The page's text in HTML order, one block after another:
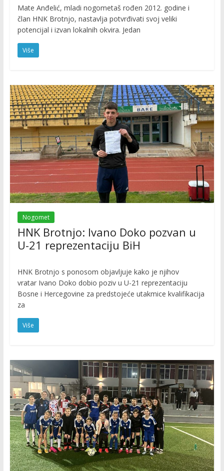
Mate Anđelić, mladi nogometaš rođen 2012. godine i
član HNK Brotnjo, nastavlja potvrđivati svoj veliki
potencijal i izvan lokalnih okvira. Jedan
Više
Nogomet
HNK Brotnjo: Ivano Doko pozvan u
U-21 reprezentaciju BiH
HNK Brotnjo s ponosom objavljuje kako je njihov
vratar Ivano Doko dobio poziv u U-21 reprezentaciju
Bosne i Hercegovine za predstojeće utakmice kvalifikacija
za
Više